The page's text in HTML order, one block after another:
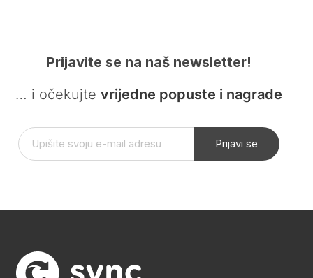
Prijavite se na naš newsletter!
… i očekujte vrijedne popuste i nagrade
Prijavi se